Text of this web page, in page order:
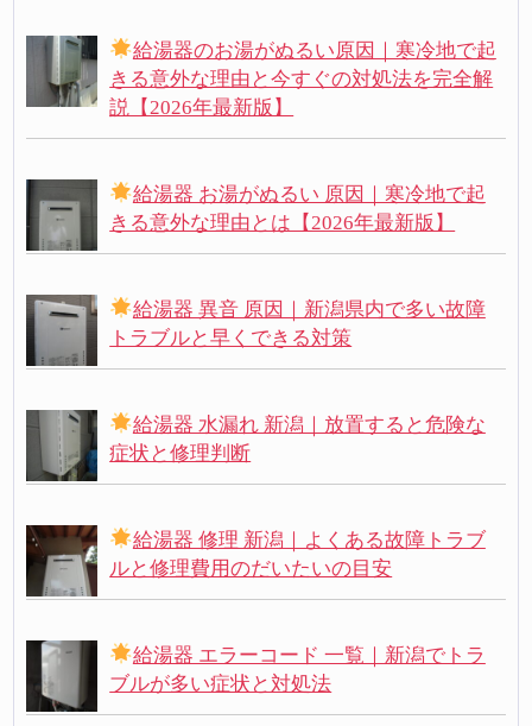
給湯器のお湯がぬるい原因｜寒冷地で起
きる意外な理由と今すぐの対処法を完全解
説【2026年最新版】
給湯器 お湯がぬるい 原因｜寒冷地で起
きる意外な理由とは【2026年最新版】
給湯器 異音 原因｜新潟県内で多い故障
トラブルと早くできる対策
給湯器 水漏れ 新潟｜放置すると危険な
症状と修理判断
給湯器 修理 新潟｜よくある故障トラブ
ルと修理費用のだいたいの目安
給湯器 エラーコード 一覧｜新潟でトラ
ブルが多い症状と対処法